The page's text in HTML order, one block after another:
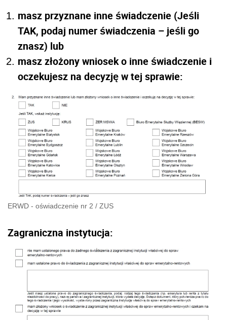
masz przyznane inne świadczenie (Jeśli
TAK, podaj numer świadczenia – jeśli go
znasz) lub
masz złożony wniosek o inne świadczenie i
oczekujesz na decyzję w tej sprawie:
ERWD - oświadczenie nr 2 / ZUS
Zagraniczna instytucja: